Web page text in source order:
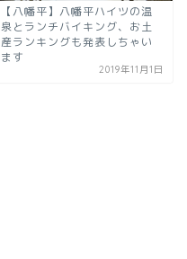
【八幡平】八幡平ハイツの温
泉とランチバイキング、お土
産ランキングも発表しちゃい
ます
2019年11月1日